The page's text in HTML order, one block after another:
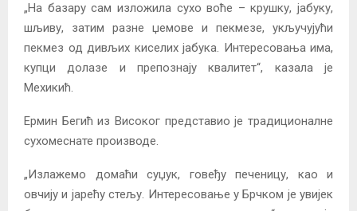
„На базару сам изложила сухо воће – крушку, јабуку,
шљиву, затим разне џемове и пекмезе, укључујући
пекмез од дивљих киселих јабука. Интересовања има,
купци долазе и препознају квалитет“, казала је
Мехикић.
Ермин Бегић из Високог представио је традиционалне
сухомеснате производе.
„Излажемо домаћи суџук, говеђу печеницу, као и
овчију и јарећу стељу. Интересовање у Брчком је увијек